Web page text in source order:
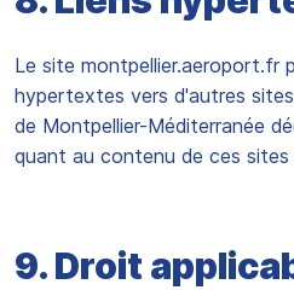
Le site montpellier.aeroport.fr
hypertextes vers d'autres
de Montpellier-Méditerranée
quant au contenu de ces sites
9. Droit